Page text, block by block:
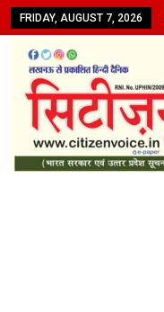
FRIDAY, AUGUST 7, 2026